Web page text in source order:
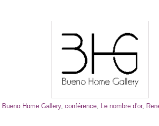
Bueno Home Gallery, conférence, Le nombre d'or,